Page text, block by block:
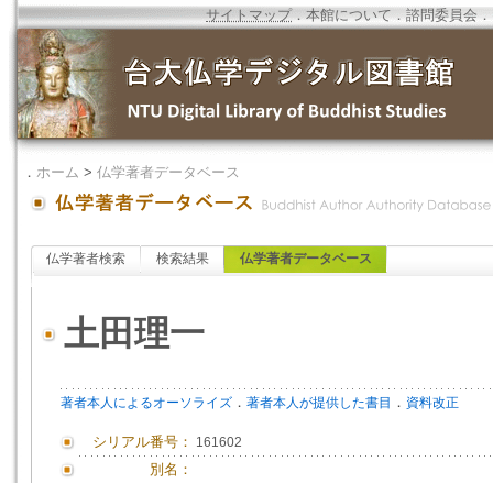
サイトマップ．本館について ．諮問委員会 ．
． ホーム > 仏学著者データベース
仏学著者検索 検索結果 仏学著者データベース
土田理一
著者本人によるオーソライズ ． 著者本人が提供した書目 ． 資料改正
シリアル番号： 161602
別名：